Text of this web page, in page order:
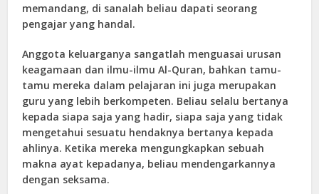
memandang, di sanalah beliau dapati seorang
pengajar yang handal.
Anggota keluarganya sangatlah menguasai urusan
keagamaan dan ilmu-ilmu Al-Quran, bahkan tamu-
tamu mereka dalam pelajaran ini juga merupakan
guru yang lebih berkompeten. Beliau selalu bertanya
kepada siapa saja yang hadir, siapa saja yang tidak
mengetahui sesuatu hendaknya bertanya kepada
ahlinya. Ketika mereka mengungkapkan sebuah
makna ayat kepadanya, beliau mendengarkannya
dengan seksama.